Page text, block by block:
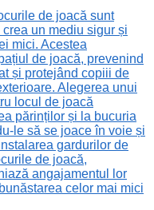
de joacă sunt
un mediu sigur și
mici. Acestea
de joacă, prevenind
și protejând copiii de
Alegerea unui
locul de joacă
părinților și la bucuria
le să se joace în voie și
gardurilor de
de joacă,
angajamentul lor
celor mai mici